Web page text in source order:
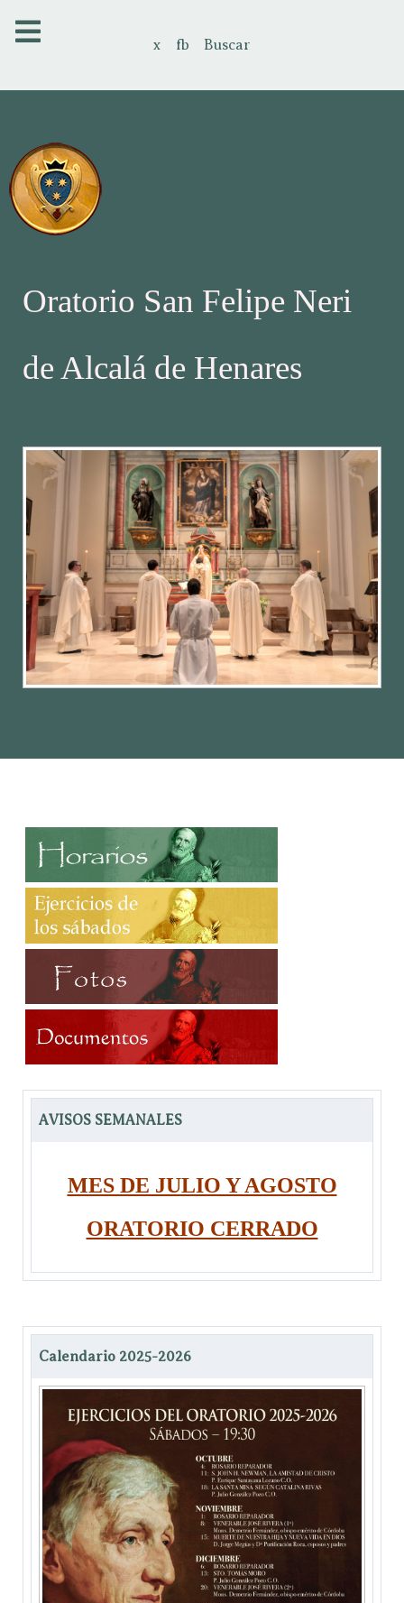
x fb Buscar
Oratorio San Felipe Neri
de Alcalá de Henares
AVISOS SEMANALES
MES DE JULIO Y AGOSTO
ORATORIO CERRADO
Calendario 2025-2026